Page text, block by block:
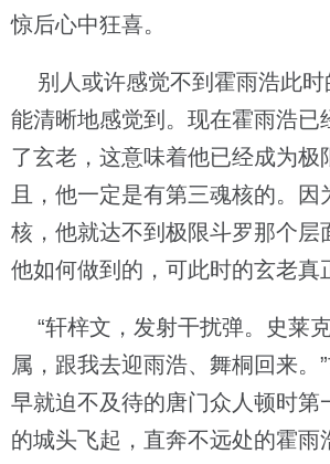
惊后心中狂喜。
别人或许感觉不到霍雨浩此时
能清晰地感觉到。现在霍雨浩已
了玄老，这意味着他已经成为极
且，他一定是有第三魂核的。因
核，他就达不到极限斗罗那个层
他如何做到的，可此时的玄老真
“轩梓文，发射干扰弹。史莱
属，跟我去迎雨浩、舞桐回来。
早就迫不及待的唐门众人顿时第
的城头飞起，直奔不远处的霍雨